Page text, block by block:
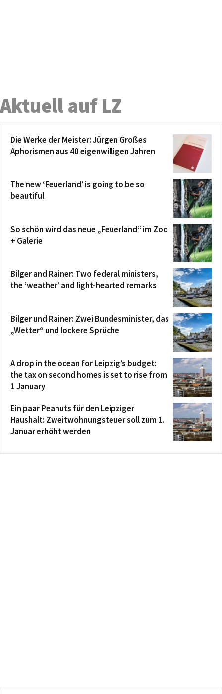
Aktuell auf LZ
Die Werke der Meister: Jürgen Großes
Aphorismen aus 40 eigenwilligen Jahren
The new ‘Feuerland’ is going to be so
beautiful
So schön wird das neue „Feuerland“ im Zoo
+ Galerie
Bilger and Rainer: Two federal ministers,
the ‘weather’ and light-hearted remarks
Bilger und Rainer: Zwei Bundesminister, das
„Wetter“ und lockere Sprüche
A drop in the ocean for Leipzig’s budget:
the tax on second homes is set to rise from
1 January
Ein paar Peanuts für den Leipziger
Haushalt: Zweitwohnungsteuer soll zum 1.
Januar erhöht werden